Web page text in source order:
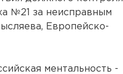
№21 за неисправным
Европейско-
ментальность -